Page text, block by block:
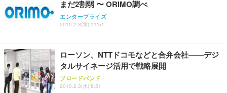
Sezlife オフィスチェア デスクチェア 疲れない テレ
ワーク チェア 強化バックレスト 30度ロッキング機
ョン PCチェア 通気性メッシュ ゲーミング/勉強/事
務用 おしゃれ パソコンチェア (ブラック)
Sezlife オフィスチェア デスクチェア 疲れない テレ
ワーク チェア 強化バックレスト 30度ロッキング機
【純正品】27"ゲーミングモニター DualSense 充電
フック付き（CFI-ZDM1J）
【整備済み品】Dell E2724HS 27インチ 液晶モニタ
ー フルHD（1920×1080）VA 非光沢 HDMI/DisplayP
ネオ・ルーライフ ネオ・オムツ L 中型犬用 26枚入
Smart Basic(スマートベーシック) 【Amazon.co.jp
限定】 Smart Basic アイリスオーヤマ ペットシーツ
まだ2割弱 〜 ORIMO調べ
エンタープライズ
2010.2.3(水) 11:51
ローソン、NTTドコモなどと合弁会社——デジ
タルサイネージ活用で戦略展開
ブロードバンド
2010.2.3(水) 8:51